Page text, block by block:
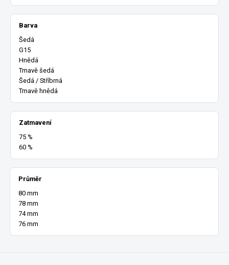
Barva
Šedá
G15
Hnědá
Tmavě šedá
Šedá / Stříbrná
Tmavě hnědá
Zatmavení
75 %
60 %
Průměr
80 mm
78 mm
74 mm
76 mm